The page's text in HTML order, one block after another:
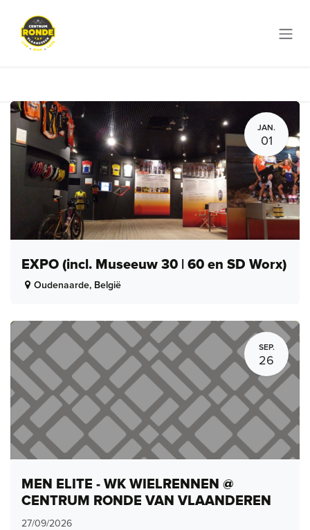
JAN.
01
EXPO (incl. Museeuw 30 | 60 en SD Worx)
Oudenaarde, België
SEP.
26
MEN ELITE - WK WIELRENNEN @
CENTRUM RONDE VAN VLAANDEREN
27/09/2026